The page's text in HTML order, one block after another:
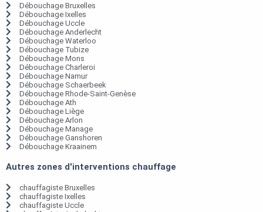
Débouchage Bruxelles
Débouchage Ixelles
Débouchage Uccle
Débouchage Anderlecht
Débouchage Waterloo
Débouchage Tubize
Débouchage Mons
Débouchage Charleroi
Débouchage Namur
Débouchage Schaerbeek
Débouchage Rhode-Saint-Genèse
Débouchage Ath
Débouchage Liège
Débouchage Arlon
Débouchage Manage
Débouchage Ganshoren
Débouchage Kraainem
Autres zones d'interventions chauffage
chauffagiste Bruxelles
chauffagiste Ixelles
chauffagiste Uccle